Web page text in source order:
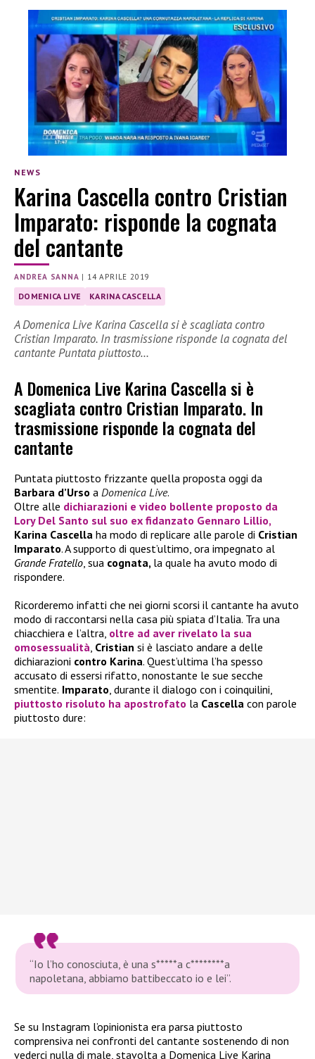
NEWS
Karina Cascella contro Cristian
Imparato: risponde la cognata
del cantante
ANDREA SANNA | 14 APRILE 2019
DOMENICA LIVE KARINA CASCELLA
A Domenica Live Karina Cascella si è scagliata contro
Cristian Imparato. In trasmissione risponde la cognata del
cantante Puntata piuttosto…
A Domenica Live Karina Cascella si è
scagliata contro Cristian Imparato. In
trasmissione risponde la cognata del
cantante
Puntata piuttosto frizzante quella proposta oggi da
Barbara d’Urso a Domenica Live.
Oltre alle dichiarazioni e video bollente proposto da
Lory Del Santo sul suo ex fidanzato Gennaro Lillio,
Karina Cascella ha modo di replicare alle parole di Cristian
Imparato. A supporto di quest’ultimo, ora impegnato al
Grande Fratello, sua cognata, la quale ha avuto modo di
rispondere.
Ricorderemo infatti che nei giorni scorsi il cantante ha avuto
modo di raccontarsi nella casa più spiata d’Italia. Tra una
chiacchiera e l’altra, oltre ad aver rivelato la sua
omosessualità, Cristian si è lasciato andare a delle
dichiarazioni contro Karina. Quest’ultima l’ha spesso
accusato di essersi rifatto, nonostante le sue secche
smentite. Imparato, durante il dialogo con i coinquilini,
piuttosto risoluto ha apostrofato la Cascella con parole
piuttosto dure:
“Io l’ho conosciuta, è una s*****a c********a
napoletana, abbiamo battibeccato io e lei”.
Se su Instagram l’opinionista era parsa piuttosto
comprensiva nei confronti del cantante sostenendo di non
vederci nulla di male, stavolta a Domenica Live Karina